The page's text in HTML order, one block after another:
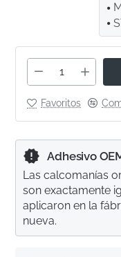
Favoritos
Adhesivo
Las calcomanías
son exactamente
aplicaron en la
nueva.